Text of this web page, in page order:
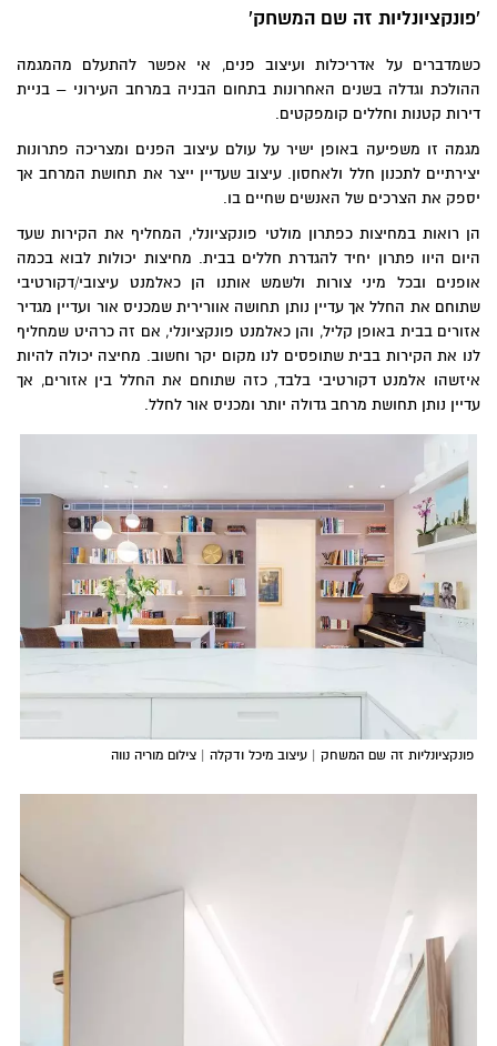
'פונקציונליות זה שם המשחק'
כשמדברים על אדריכלות ועיצוב פנים, אי אפשר להתעלם מהמגמה
ההולכת וגדלה בשנים האחרונות בתחום הבניה במרחב העירוני – בניית
דירות קטנות וחללים קומפקטים.
מגמה זו משפיעה באופן ישיר על עולם עיצוב הפנים ומצריכה פתרונות
יצירתיים לתכנון חלל ולאחסון. עיצוב שעדיין ייצר את תחושת המרחב אך
יספק את הצרכים של האנשים שחיים בו.
הן רואות במחיצות כפתרון מולטי פונקציונלי, המחליף את הקירות שעד
היום היוו פתרון יחיד להגדרת חללים בבית. מחיצות יכולות לבוא בכמה
אופנים ובכל מיני צורות ולשמש אותנו הן כאלמנט עיצובי/דקורטיבי
שתוחם את החלל אך עדיין נותן תחושה אוורירית שמכניס אור ועדיין מגדיר
אזורים בבית באופן קליל, והן כאלמנט פונקציונלי, אם זה כרהיט שמחליף
לנו את הקירות בבית שתופסים לנו מקום יקר וחשוב. מחיצה יכולה להיות
איזשהו אלמנט דקורטיבי בלבד, כזה שתוחם את החלל בין אזורים, אך
עדיין נותן תחושת מרחב גדולה יותר ומכניס אור לחלל.
פונקציונליות זה שם המשחק | עיצוב מיכל ודקלה | צילום מוריה נווה